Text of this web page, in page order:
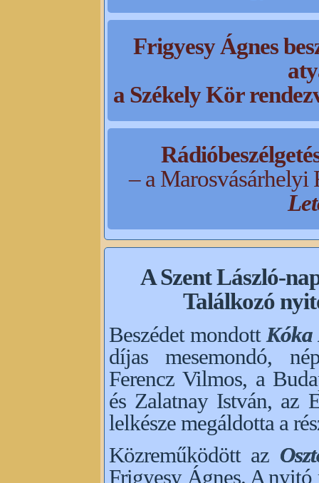
Frigyesy Ágnes
a Székely Kör
– a Marosvásárhelyi
A Szent László-
Találkozó
Beszédet mondottKóka
díjas mesemondó,
Ferencz Vilmos, a
és Zalatnay István, az
lelkésze megáldotta a
Közreműködött az
Frigyesy Ágnes. A